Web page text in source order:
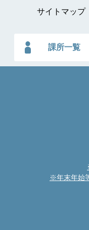
サイトマップ
課所一覧
※年末年始